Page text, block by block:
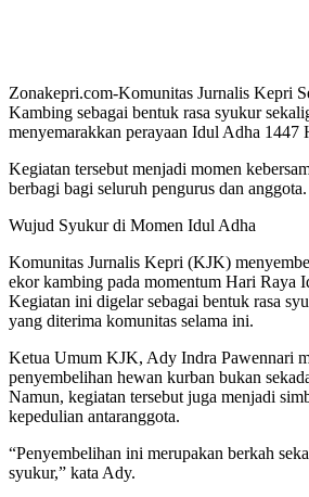
Zonakepri.com-Komunitas Jurnalis Kepri
Kambing sebagai bentuk rasa syukur
menyemarakkan perayaan Idul Adha 1447
Kegiatan tersebut menjadi momen
berbagi bagi seluruh pengurus dan anggota.
Wujud Syukur di Momen Idul Adha
Komunitas Jurnalis Kepri (KJK)
ekor kambing pada momentum Hari Raya
Kegiatan ini digelar sebagai bentuk rasa
yang diterima komunitas selama ini.
Ketua Umum KJK, Ady Indra Pawennari
penyembelihan hewan kurban bukan
Namun, kegiatan tersebut juga menjadi
kepedulian antaranggota.
“Penyembelihan ini merupakan berkah
syukur,” kata Ady.